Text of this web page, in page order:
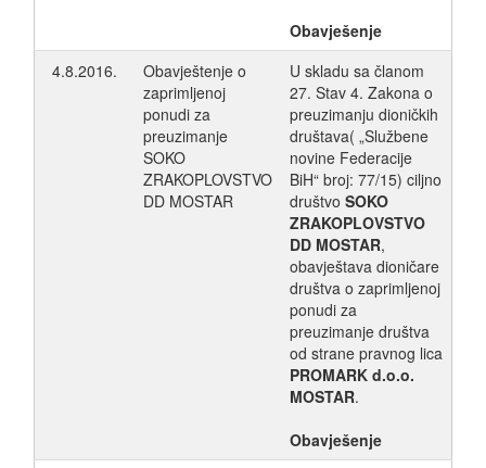
Obavješenje
4.8.2016.
Obavještenje o
zaprimljenoj
ponudi za
preuzimanje
SOKO
ZRAKOPLOVSTVO
DD MOSTAR
U skladu sa članom
27. Stav 4. Zakona o
preuzimanju dioničkih
društava( „Službene
novine Federacije
BiH“ broj: 77/15) ciljno
društvo SOKO
ZRAKOPLOVSTVO
DD MOSTAR,
obavještava dioničare
društva o zaprimljenoj
ponudi za
preuzimanje društva
od strane pravnog lica
PROMARK d.o.o.
MOSTAR.
Obavješenje